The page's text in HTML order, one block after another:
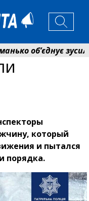
об’єднує зусилля
0,2 млрд грн на
который
и пытался
порядка.